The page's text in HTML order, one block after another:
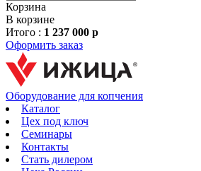
Корзина
В корзине
Итого : 1 237 000 р
Оформить заказ
Оборудование для копчения
Каталог
Цех под ключ
Семинары
Контакты
Стать дилером